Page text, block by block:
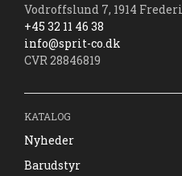
Vodroffslund 7, 1914
+45 32 11 46 38
info@sprit-co.dk
CVR 28846819
KATALOG
Nyheder
Barudstyr